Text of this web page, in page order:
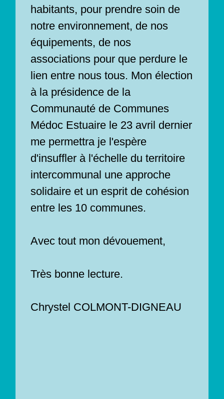
habitants, pour prendre soin de
notre environnement, de nos
équipements, de nos
associations pour que perdure le
lien entre nous tous. Mon élection
à la présidence de la
Communauté de Communes
Médoc Estuaire le 23 avril dernier
me permettra je l'espère
d'insuffler à l'échelle du territoire
intercommunal une approche
solidaire et un esprit de cohésion
entre les 10 communes.
Avec tout mon dévouement,
Très bonne lecture.
Chrystel COLMONT-DIGNEAU